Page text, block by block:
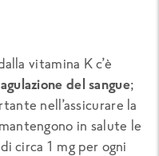
vitamina K c’è
del sangue;
nell’assicurare la
in salute le
circa 1 mg per ogni